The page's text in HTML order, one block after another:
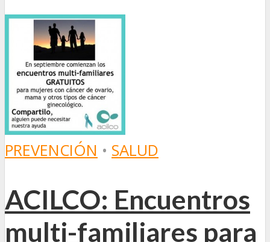
PREVENCIÓN • SALUD
ACILCO: Encuentros
multi-familiares para